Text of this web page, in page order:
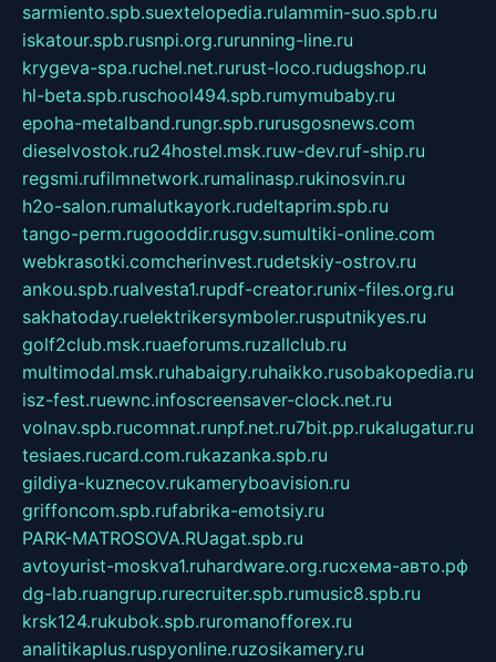
sarmiento.spb.suextelopedia.rulammin-suo.spb.ru
iskatour.spb.rusnpi.org.rurunning-line.ru
krygeva-spa.ruchel.net.rurust-loco.rudugshop.ru
hl-beta.spb.ruschool494.spb.rumymubaby.ru
epoha-metalband.rungr.spb.rurusgosnews.com
dieselvostok.ru24hostel.msk.ruw-dev.ruf-ship.ru
regsmi.rufilmnetwork.rumalinasp.rukinosvin.ru
h2o-salon.rumalutkayork.rudeltaprim.spb.ru
tango-perm.rugooddir.rusgv.sumultiki-online.com
webkrasotki.comcherinvest.rudetskiy-ostrov.ru
ankou.spb.rualvesta1.rupdf-creator.runix-files.org.ru
sakhatoday.ruelektrikersymboler.rusputnikyes.ru
golf2club.msk.ruaeforums.ruzallclub.ru
multimodal.msk.ruhabaigry.ruhaikko.rusobakopedia.ru
isz-fest.ruewnc.infoscreensaver-clock.net.ru
volnav.spb.rucomnat.runpf.net.ru7bit.pp.rukalugatur.ru
tesiaes.rucard.com.rukazanka.spb.ru
gildiya-kuznecov.rukameryboavision.ru
griffoncom.spb.rufabrika-emotsiy.ru
PARK-MATROSOVA.RUagat.spb.ru
avtoyurist-moskva1.ruhardware.org.ruсхема-авто.рф
dg-lab.ruangrup.rurecruiter.spb.rumusic8.spb.ru
krsk124.rukubok.spb.ruromanofforex.ru
analitikaplus.ruspyonline.ruzosikamery.ru